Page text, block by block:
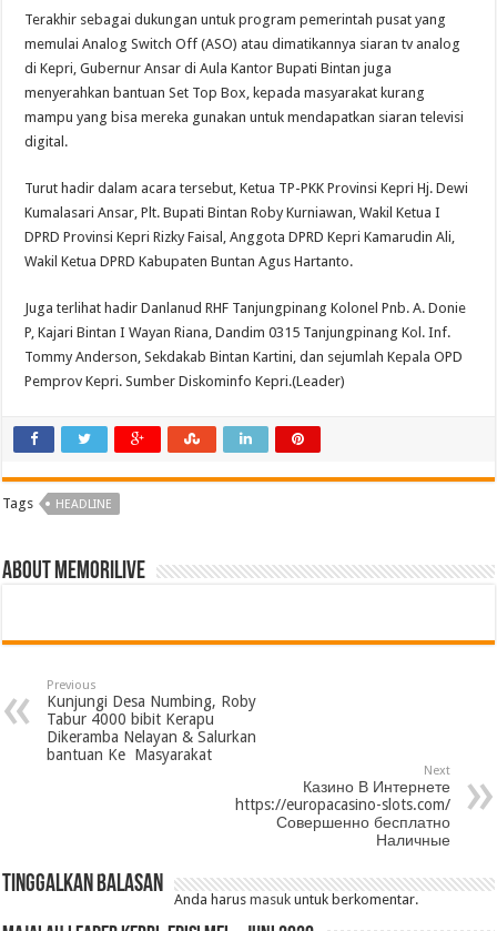
Terakhir sebagai dukungan untuk program pemerintah pusat yang
memulai Analog Switch Off (ASO) atau dimatikannya siaran tv analog
di Kepri, Gubernur Ansar di Aula Kantor Bupati Bintan juga
menyerahkan bantuan Set Top Box, kepada masyarakat kurang
mampu yang bisa mereka gunakan untuk mendapatkan siaran televisi
digital.
Turut hadir dalam acara tersebut, Ketua TP-PKK Provinsi Kepri Hj. Dewi
Kumalasari Ansar, Plt. Bupati Bintan Roby Kurniawan, Wakil Ketua I
DPRD Provinsi Kepri Rizky Faisal, Anggota DPRD Kepri Kamarudin Ali,
Wakil Ketua DPRD Kabupaten Buntan Agus Hartanto.
Juga terlihat hadir Danlanud RHF Tanjungpinang Kolonel Pnb. A. Donie
P, Kajari Bintan I Wayan Riana, Dandim 0315 Tanjungpinang Kol. Inf.
Tommy Anderson, Sekdakab Bintan Kartini, dan sejumlah Kepala OPD
Pemprov Kepri. Sumber Diskominfo Kepri.(Leader)
Tags HEADLINE
About memorilive
Previous
Kunjungi Desa Numbing, Roby
Tabur 4000 bibit Kerapu
Dikeramba Nelayan & Salurkan
bantuan Ke Masyarakat
Next
Казино В Интернете
https://europacasino-slots.com/
Совершенно бесплатно
Наличные
Tinggalkan Balasan
Anda harusmasuk untuk berkomentar.